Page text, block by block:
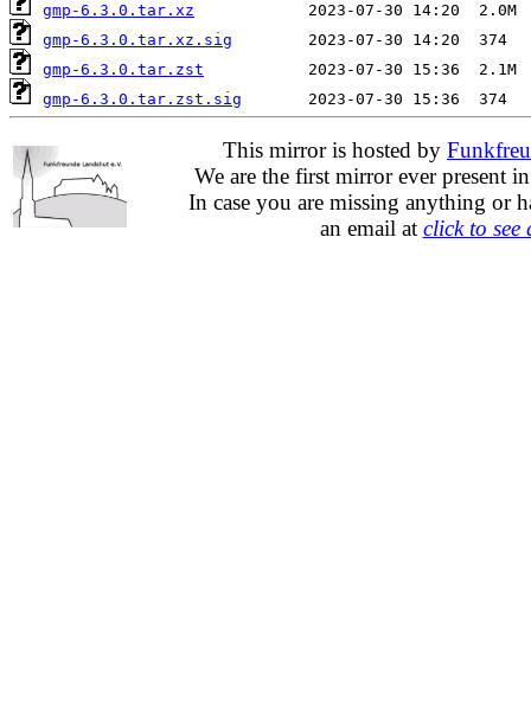
gmp-6.3.0.tar.xz
gmp-6.3.0.tar.xz.sig
gmp-6.3.0.tar.zst
gmp-6.3.0.tar.zst.sig
This mirror is hosted by
We are the first mirror ever present
In case you are missing anything or
an email at click to see